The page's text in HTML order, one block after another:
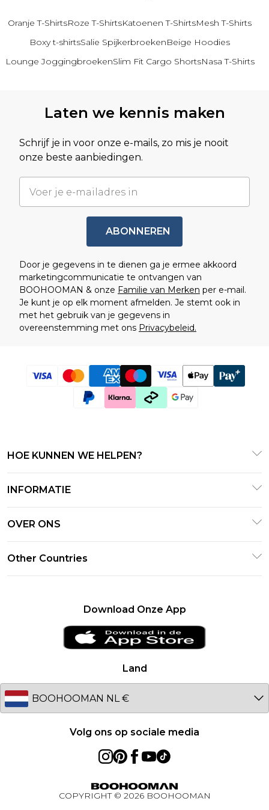
Oranje T-ShirtsRoze T-ShirtsKatoenen T-ShirtsMesh T-Shirts
Boxy t-shirtsSalie SpijkerbroekenBeige Hoodies
Lounge JoggingbroekenSlim Fit Cargo ShortsNasa T-Shirts
Laten we kennis maken
Schrijf je in voor onze e-mails, zo mis je nooit
onze beste aanbiedingen.
ABONNEREN
Door je gegevens in te dienen ga je ermee akkoord
marketingcommunicatie te ontvangen van
BOOHOOMAN & onze Familie van Merken per e-mail.
Je kunt je op elk moment afmelden. Je stemt ook in
met het gebruik van je gegevens in
overeenstemming met ons Privacybeleid.
HOE KUNNEN WE HELPEN?
Retourneer uw bestelling
Bezorginformatie
Retourbeleid – Bijgewerkt januari 2026
Maatgids
INFORMATIE
Klarna
PayPal
Studentenkorting - UNiDAYS
Studentenkorting - Student Beans
BOOHOOMAN App
OVER ONS
Other Countries
Australia
EU
Land
Volg ons op sociale media
Download Onze App
COPYRIGHT © 2026BOOHOOMAN